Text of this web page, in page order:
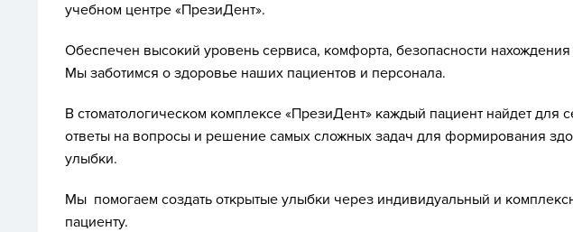
учебном центре «ПрезиДент».
Обеспечен высокий уровень сервиса, комфорта, безопасности
Мы заботимся о здоровье наших пациентов и персонала.
В стоматологическом комплексе «ПрезиДент» каждый пациент найдет для
ответы на вопросы и решение самых сложных задач для формирования
улыбки.
Мы помогаем создать открытые улыбки через индивидуальный и
пациенту.